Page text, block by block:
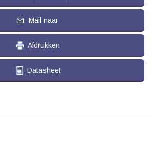
Mail naar
Afdrukken
Datasheet